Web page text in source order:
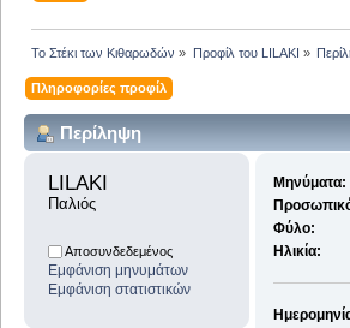
Το Στέκι των Κιθαρωδών » Προφίλ του LILAKI »
Πληροφορίες προφίλ
Περίληψη
LILAKI
Παλιός
Αποσυνδεδεμένος
Εμφάνιση μηνυμάτων
Εμφάνιση στατιστικών
Μηνύματα:
Φύλο:
Ηλικία: